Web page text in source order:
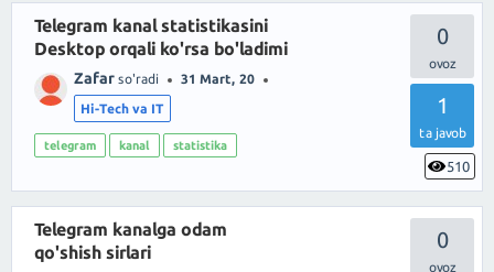
0
1
ta javob
510
Telegram kanal statistikasini
Desktop orqali ko'rsa bo'ladimi
Zafar so'radi 31 Mart, 20
Hi-Tech va IT
telegram kanal statistika
0
Telegram kanalga odam
qo'shish sirlari